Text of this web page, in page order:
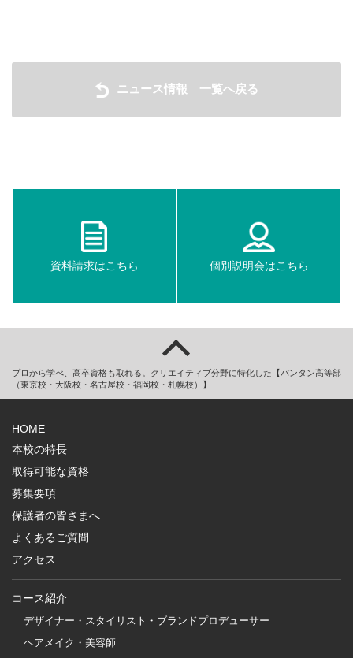
ニュース情報 一覧へ戻る
資料請求はこちら 個別説明会はこちら
プロから学べ、高卒資格も取れる。クリエイティブ分野に特化した【バンタン高等部
（東京校・大阪校・名古屋校・福岡校・札幌校）】
HOME
本校の特長
取得可能な資格
募集要項
保護者の皆さまへ
よくあるご質問
アクセス
コース紹介
デザイナー・スタイリスト・ブランドプロデューサー
ヘアメイク・美容師